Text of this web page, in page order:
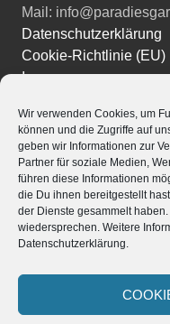
Wir verwenden Cookies, um
können und die Zugriffe auf
geben wir Informationen zur
Partner für soziale Medien,
führen diese Informationen
die Du ihnen bereitgestellt
der Dienste gesammelt
wiedersprechen. Weitere
Datenschutzerklärung.
Mail:
Datenschutzerklärung
Cookie-Richtlinie (EU)
Impressum
Instagram
Facebook
YouTube
Powered by
Stolz präsentiert von
WordPress.com.